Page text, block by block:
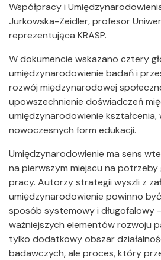
Współpracy i
Jurkowska-Zeidler, profesor
reprezentująca KRASP.
W dokumencie wskazano cztery
umiędzynarodowienie badań i
rozwój międzynarodowej
upowszechnienie doświadczeń
umiędzynarodowienie
nowoczesnych form edukacji.
Umiędzynarodowienie ma sens
na pierwszym miejscu na
pracy. Autorzy strategii wyszli z
umiędzynarodowienie powinno
sposób systemowy i długofalowy
ważniejszych elementów rozwoju
tylko dodatkowy obszar
badawczych, ale proces, który